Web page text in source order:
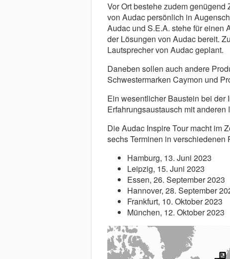
Vor Ort bestehe zudem
von Audac persönlich in
Audac und S.E.A. stehe für einen
der Lösungen von Audac bereit.
Lautsprecher von Audac geplant.
Daneben sollen auch andere
Schwestermarken Caymon und
Ein wesentlicher Baustein bei der
Erfahrungsaustausch mit
Die Audac Inspire Tour macht im
sechs Terminen in
Hamburg, 13. Juni 2023
Leipzig, 15. Juni 2023
Essen, 26. September 2023
Hannover, 28. September
Frankfurt, 10. Oktober 2023
München, 12. Oktober 2023